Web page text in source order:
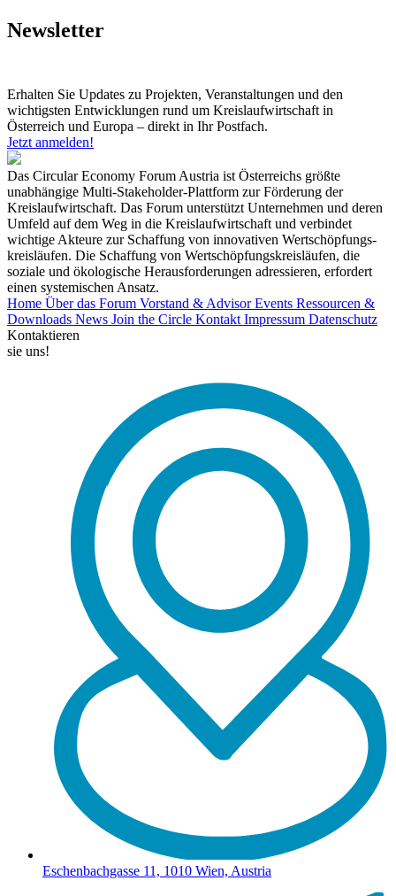
Newsletter
Erhalten Sie Updates zu Projekten, Veranstaltungen und den
wichtigsten Entwicklungen rund um Kreislaufwirtschaft in
Österreich und Europa – direkt in Ihr Postfach.
Jetzt anmelden!
Das Circular Economy Forum Austria ist Österreichs größte
unabhängige Multi-Stakeholder-Plattform zur Förderung der
Kreislaufwirtschaft. Das Forum unterstützt Unternehmen und deren
Umfeld auf dem Weg in die Kreislaufwirtschaft und verbindet
wichtige Akteure zur Schaffung von innovativen Wertschöpfungs-
kreisläufen. Die Schaffung von Wertschöpfungskreisläufen, die
soziale und ökologische Herausforderungen adressieren, erfordert
einen systemischen Ansatz.
Home Über das Forum Vorstand & AdvisorEvents Ressourcen &
Downloads News Join the Circle Kontakt Impressum Datenschutz
Kontaktieren
sie uns!
Eschenbachgasse 11, 1010 Wien, Austria